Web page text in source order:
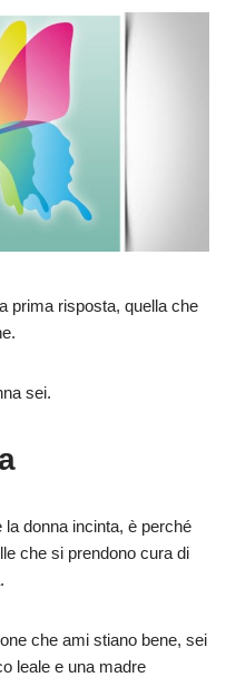
prima risposta, quella che
sei.
la donna incinta, è perché
che si prendono cura di
che ami stiano bene, sei
leale e una madre